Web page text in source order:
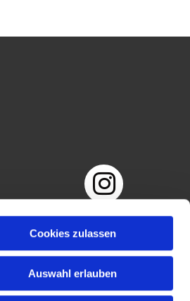
Cookies zulassen
Auswahl erlauben
Datenschutzerklärung